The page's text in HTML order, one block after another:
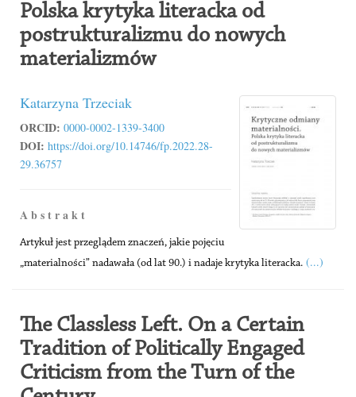
Polska krytyka literacka od
postrukturalizmu do nowych
materializmów
Katarzyna Trzeciak
ORCID: 0000-0002-1339-3400
DOI: https://doi.org/10.14746/fp.2022.28-
29.36757
A b s t r a k t
Artykuł jest przeglądem znaczeń, jakie pojęciu
„materialności” nadawała (od lat 90.) i nadaje krytyka literacka. (...)
The Classless Left. On a Certain
Tradition of Politically Engaged
Criticism from the Turn of the